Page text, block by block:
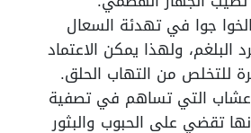
جوا في تهدئة السعال
ولهذا يمكن الاعتماد
للتخلص من التهاب الحلق.
التي تساهم في تصفية
تقضي على الحبوب والبثور